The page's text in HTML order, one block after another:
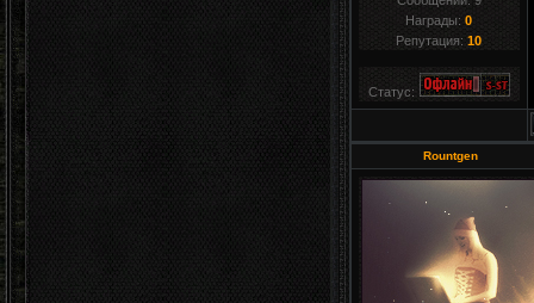
Награды:0
Репутация:10
Статус:
Rountgen